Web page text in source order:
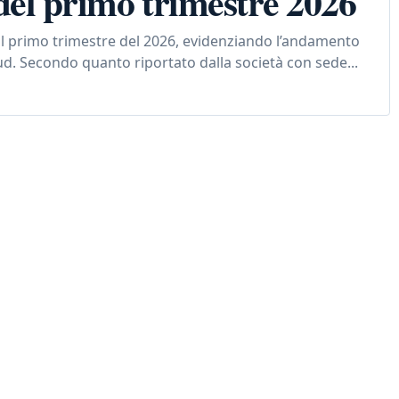
trimestre del 2026, evidenziando l’andamento
Secondo quanto riportato dalla società con sede...